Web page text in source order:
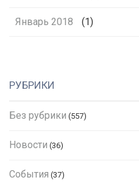
Январь 2018 (1)
РУБРИКИ
Без рубрики (557)
Новости (36)
События (37)